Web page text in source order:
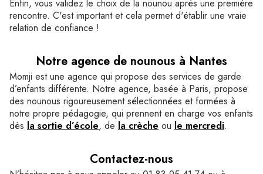
Enfin, vous validez le choix de la nounou après une première
rencontre. C'est important et cela permet d'établir une vraie
relation de confiance !
Notre agence de nounous à Nantes
Momji est une agence qui propose des services de garde
d’enfants différente. Notre agence, basée à Paris, propose
des nounous rigoureusement sélectionnées et formées à
notre propre pédagogie, qui prennent en charge vos enfants
dès la sortie d’école, de la crèche ou le mercredi.
Contactez-nous